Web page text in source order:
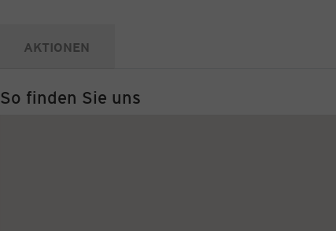
AKTIONEN
So finden Sie uns